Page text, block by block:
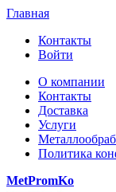
Главная
Контакты
Войти
О компании
Контакты
Доставка
Услуги
Политика
MetPromKo